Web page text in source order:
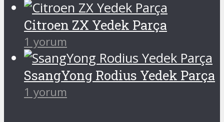
Citroen ZX Yedek Parça
1 yorum
SsangYong Rodius Yedek Parça
1 yorum